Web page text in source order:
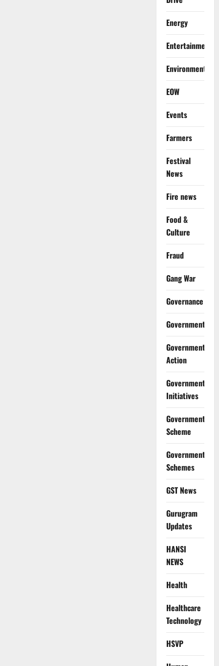
Energy
Entertainment
Environment
EOW
Events
Farmers
Festival
News
Fire news
Food &
Culture
Fraud
Gang War
Governance
Government
Government
Action
Government
Initiatives
Government
Scheme
Government
Schemes
GST News
Gurugram
Updates
HANSI
NEWS
Health
Healthcare
Technology
HSVP